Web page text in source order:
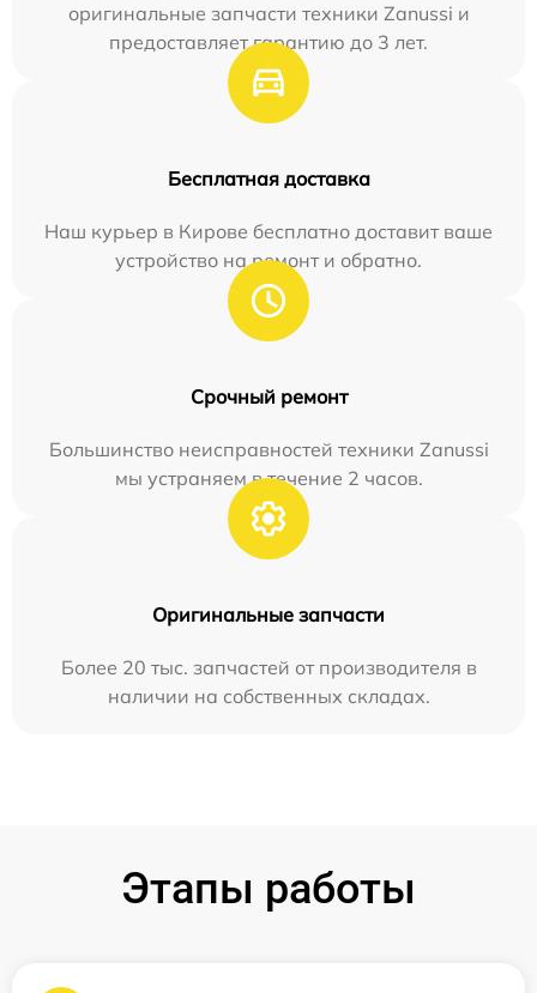
оригинальные запчасти техники Zanussi и
предоставляет гарантию до 3 лет.
Бесплатная доставка
Наш курьер в Кирове бесплатно доставит ваше
устройство на ремонт и обратно.
Срочный ремонт
Большинство неисправностей техники Zanussi
мы устраняем в течение 2 часов.
Оригинальные запчасти
Более 20 тыс. запчастей от производителя в
наличии на собственных складах.
Этапы работы